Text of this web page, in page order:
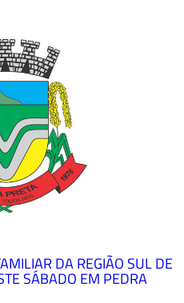
DA REGIÃO SUL DE
SÁBADO EM PEDRA